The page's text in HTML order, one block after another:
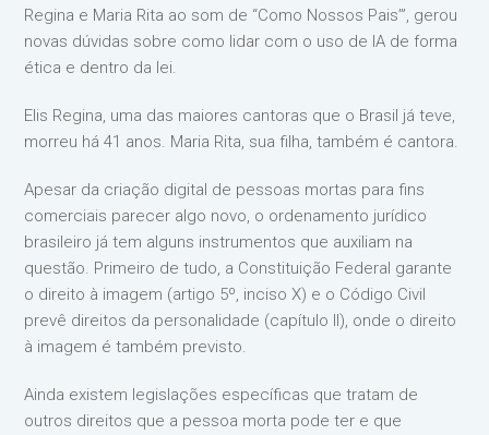
Regina e Maria Rita ao som de “Como Nossos Pais’”, gerou
novas dúvidas sobre como lidar com o uso de IA de forma
ética e dentro da lei.
Elis Regina, uma das maiores cantoras que o Brasil já teve,
morreu há 41 anos. Maria Rita, sua filha, também é cantora.
Apesar da criação digital de pessoas mortas para fins
comerciais parecer algo novo, o ordenamento jurídico
brasileiro já tem alguns instrumentos que auxiliam na
questão. Primeiro de tudo, a Constituição Federal garante
o direito à imagem (artigo 5º, inciso X) e o Código Civil
prevê direitos da personalidade (capítulo II), onde o direito
à imagem é também previsto.
Ainda existem legislações específicas que tratam de
outros direitos que a pessoa morta pode ter e que